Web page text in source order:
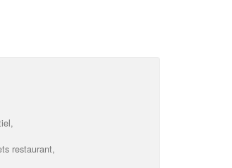
restaurant,